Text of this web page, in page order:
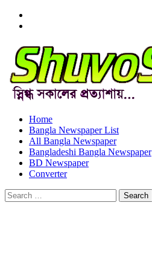
Home
Bangla Newspaper List
All Bangla Newspaper
Bangladeshi Bangla Newspaper
BD Newspaper
Converter
Search
for: